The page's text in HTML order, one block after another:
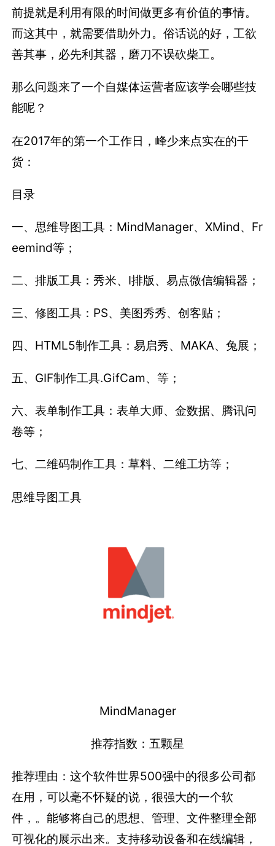
前提就是利用有限的时间做更多有价值的事情。
而这其中，就需要借助外力。俗话说的好，工欲
善其事，必先利其器，磨刀不误砍柴工。
那么问题来了一个自媒体运营者应该学会哪些技
能呢？
在2017年的第一个工作日，峰少来点实在的干
货：
目录
一、思维导图工具：MindManager、XMind、Fr
eemind等；
二、排版工具：秀米、I排版、易点微信编辑器；
三、修图工具：PS、美图秀秀、创客贴；
四、HTML5制作工具：易启秀、MAKA、兔展；
五、GIF制作工具.GifCam、等；
六、表单制作工具：表单大师、金数据、腾讯问
卷等；
七、二维码制作工具：草料、二维工坊等；
思维导图工具
MindManager
推荐指数：五颗星
推荐理由：这个软件世界500强中的很多公司都
在用，可以毫不怀疑的说，很强大的一个软
件，。能够将自己的思想、管理、文件整理全部
可视化的展示出来。支持移动设备和在线编辑，